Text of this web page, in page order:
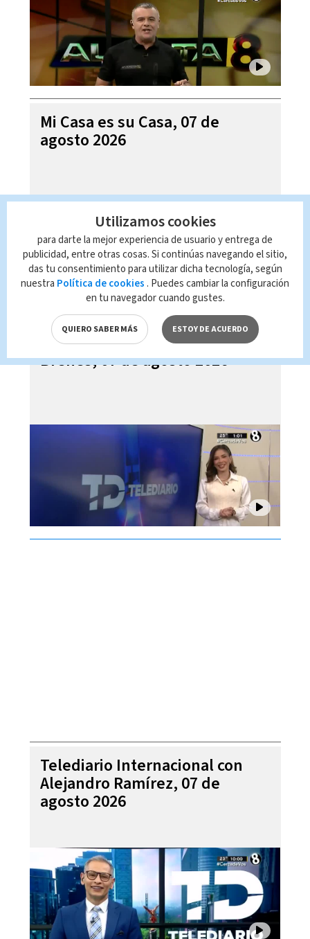
Mi Casa es su Casa, 07 de
agosto 2026
Telediario En Directo con Paula
Brenes, 07 de agosto 2026
Telediario Internacional con
Alejandro Ramírez, 07 de
agosto 2026
Utilizamos cookies
para darte la mejor experiencia de usuario y entrega de
publicidad, entre otras cosas. Si continúas navegando el sitio,
das tu consentimiento para utilizar dicha tecnología, según
nuestra Política de cookies . Puedes cambiar la configuración
en tu navegador cuando gustes.
QUIERO SABER MÁS ESTOY DE ACUERDO